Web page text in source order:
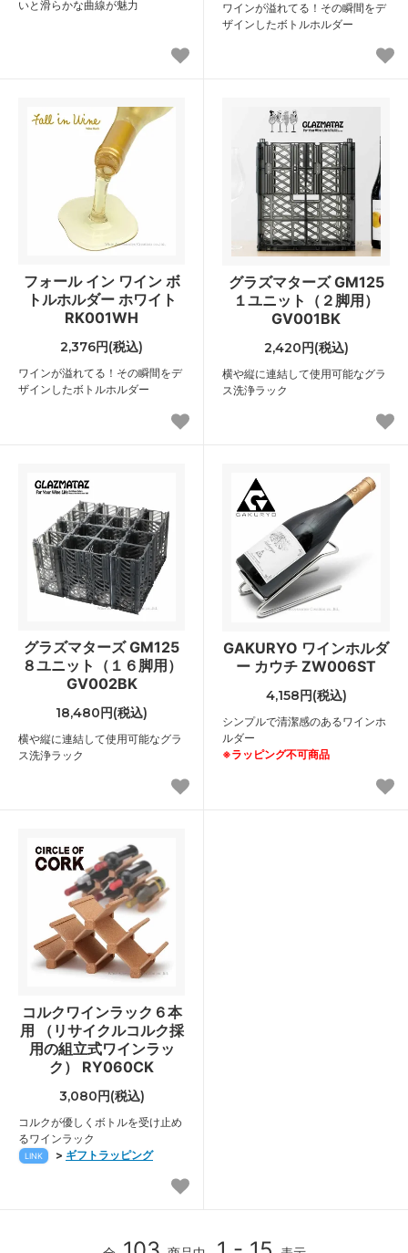
いと滑らかな曲線が魅力
ワインが溢れてる！その瞬間をデ
ザインしたボトルホルダー
フォール イン ワイン ボ
トルホルダー ホワイト
RK001WH
2,376円(税込)
ワインが溢れてる！その瞬間をデ
ザインしたボトルホルダー
グラズマターズ GM125
１ユニット（２脚用）
GV001BK
2,420円(税込)
横や縦に連結して使用可能なグラ
ス洗浄ラック
グラズマターズ GM125
８ユニット（１６脚用）
GV002BK
18,480円(税込)
横や縦に連結して使用可能なグラ
ス洗浄ラック
GAKURYO ワインホルダ
ー カウチ ZW006ST
4,158円(税込)
シンプルで清潔感のあるワインホ
ルダー
※ラッピング不可商品
コルクワインラック６本
用 （リサイクルコルク採
用の組立式ワインラッ
ク） RY060CK
3,080円(税込)
コルクが優しくボトルを受け止め
るワインラック
LINK > ギフトラッピング